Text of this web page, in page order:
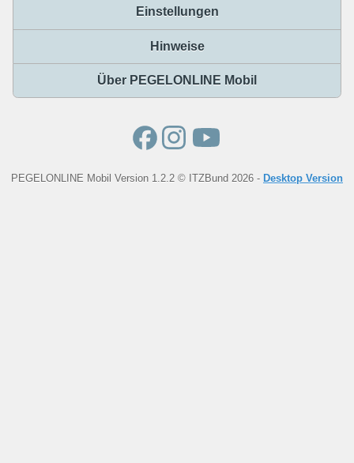
Einstellungen
Hinweise
Über PEGELONLINE Mobil
PEGELONLINE Mobil Version 1.2.2 © ITZBund 2026 - Desktop Version